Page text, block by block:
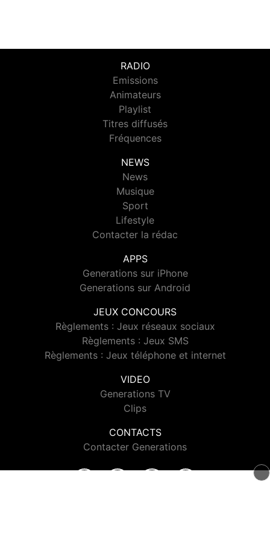
RADIO
Emissions
Animateurs
Playlist
Titres diffusés
Fréquences
NEWS
News
Musique
Sport
Lifestyle
Contacter la rédac
APPS
Generations sur iPhone
Generations sur Android
JEUX CONCOURS
Règlements : Jeux réseaux sociaux
Règlements : Jeux SMS
Règlements : Jeux téléphone et internet
VIDEO
Generations TV
Clips
CONTACTS
Contacter Generations